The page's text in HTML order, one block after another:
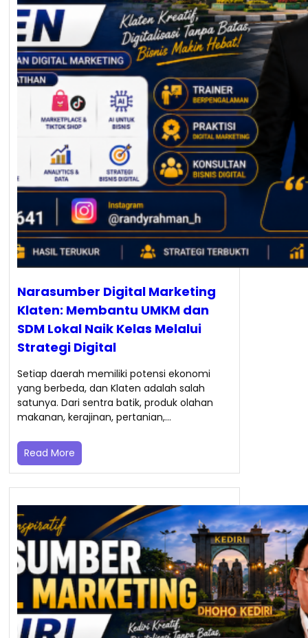
Narasumber Digital Marketing
Klaten: Membantu UMKM dan
SDM Lokal Naik Kelas Melalui
Strategi Digital
Setiap daerah memiliki potensi ekonomi
yang berbeda, dan Klaten adalah salah
satunya. Dari sentra batik, produk olahan
makanan, kerajinan, pertanian,…
Read More